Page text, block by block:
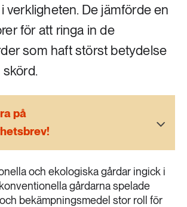
verkligheten. De jämförde en
för att ringa in de
som haft störst betydelse
på
och ekologiska gårdar ingick i
gårdarna spelade
bekämpningsmedel stor roll för